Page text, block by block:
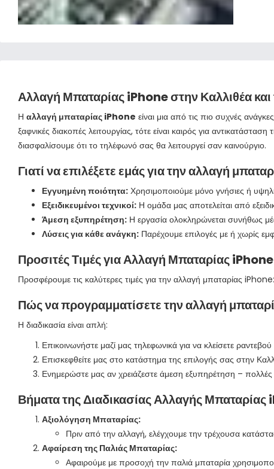
Αλλαγή Μπαταρίας iPhone στην Καλλιθέα
Η αλλαγή μπαταρίας iPhone είναι μια από τις πιο συχνές
ξαφνικές διακοπές λειτουργίας, τότε είναι καιρός για
διασφαλίσουμε ότι το τηλέφωνό σας θα λειτουργεί σαν καινούργιο.
Γιατί να επιλέξετε εμάς για την αλλαγή
Εγγυημένη ποιότητα: Χρησιμοποιούμε μόνο γνήσιες ή
Εξειδικευμένοι τεχνικοί: Η ομάδα μας αποτελείται από
Άμεση εξυπηρέτηση: Η εργασία ολοκληρώνεται συνήθως
Λύσεις για κάθε ανάγκη: Παρέχουμε επιλογές με ή χωρίς
Προσιτές Τιμές για Αλλαγή Μπαταρίας iPhone
Προσφέρουμε τις καλύτερες τιμές για την αλλαγή μπαταρίας iPhone:
Πώς να προγραμματίσετε την αλλαγή
Η διαδικασία είναι απλή:
Επικοινωνήστε μαζί μας τηλεφωνικά για να κλείσετε
Επισκεφθείτε μας στο κατάστημα της επιλογής σας στην
Ενημερώστε μας αν χρειάζεστε άμεση εξυπηρέτηση –
Βήματα της Διαδικασίας Αλλαγής Μπαταρίας
Αξιολόγηση Μπαταρίας:
Πριν από την αλλαγή, ελέγχουμε την τρέχουσα
Αφαίρεση της Παλιάς Μπαταρίας:
Αφαιρούμε με προσοχή την παλιά μπαταρία